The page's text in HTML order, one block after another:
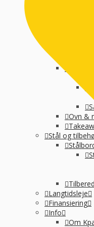
Ovn &
Stål og
Langtidsleje
Finansiering
Info
Om